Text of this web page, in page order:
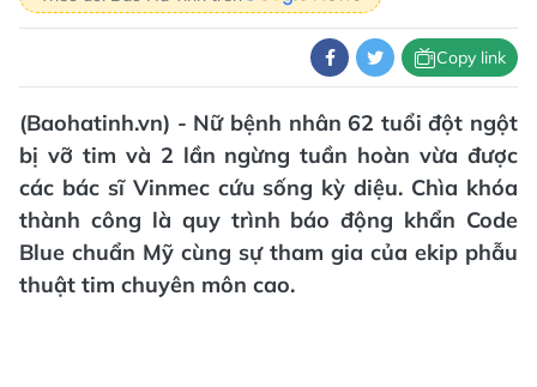
Copy link
(Baohatinh.vn) - Nữ bệnh nhân 62 tuổi đột ngột
bị vỡ tim và 2 lần ngừng tuần hoàn vừa được
các bác sĩ Vinmec cứu sống kỳ diệu. Chìa khóa
thành công là quy trình báo động khẩn Code
Blue chuẩn Mỹ cùng sự tham gia của ekip phẫu
thuật tim chuyên môn cao.